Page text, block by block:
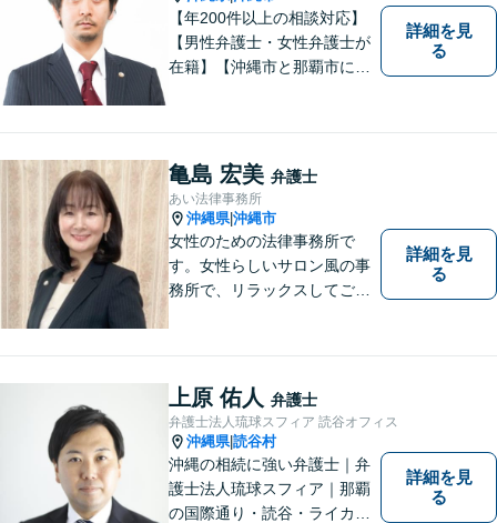
くご相談ください。
【年200件以上の相談対応】
【男性弁護士・女性弁護士が
在籍】【沖縄市と那覇市に事
業法務など幅広く対応しま
す。「沖縄ならではの習慣」
を熟知した弁護士が多数在
籍。
詳細を見
る
亀島 宏美 弁護士
あい法律事務所
沖縄県|沖縄市
女性のための法律事務所で
す。女性らしいサロン風の事
務所で、リラックスしてご相
詳細を見
る
上原 佑人 弁護士
弁護士法人琉球スフィア 読谷オフィス
沖縄県|読谷村
沖縄の相続に強い弁護士｜弁
護士法人琉球スフィア｜那覇
の国際通り・読谷・ライカム
詳細を見
る